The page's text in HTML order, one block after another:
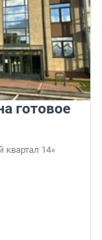
готовое
квартал 14»